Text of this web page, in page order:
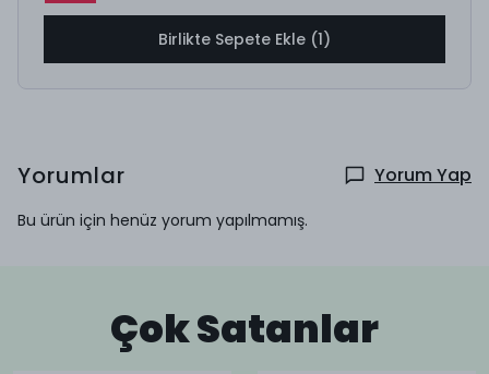
Birlikte Sepete Ekle (1)
Yorumlar Yorum Yap
Bu ürün için henüz yorum yapılmamış.
Çok Satanlar